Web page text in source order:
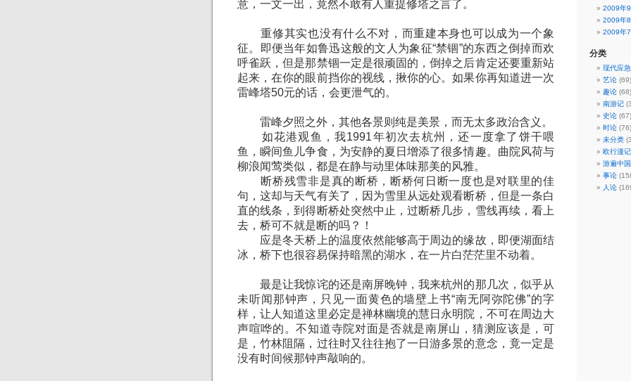
意，一文一出，竟然不敢有人重提修塔之言了。
重修其实也没有什么不对，而重建本身也可以成为一个象
征。即便当年如鲁迅这般的文人为象征“禁锢”的东西之倒掉而欢
呼雀跃，但是那禁锢一定是很顽固的，倒掉之后肯定还要重新站
起来，在你的眼前挡你的视线，揪你的心。如果你再知道进一次
雷峰塔50元的话，会更泄气的。
雷峰夕照之外，其他各景则纯是美景，而无太多政治含义。
如花港观鱼，我1991年初次去杭州，还一度拿了饼干喂
鱼，瞬间鱼儿争食，为安静的夏日增添了很多情趣。曲院风荷与
柳浪闻莺类似，都是在静与动里体味那美的风雅。
断桥残雪非是真的断桥，断桥何日断一度也是对联里的佳
句，这却与天气有关了，因为雪里从远处观看断桥，但是一条白
直的线条，到得断桥处突然中止，过断桥几步，雪线再续，看上
去，桥可不就是断的吗？！
应是冬天桥上的温度依然能够高于周边的缘故，即便湖面结
冰，桥下也很容易保持暗黑的湖水，在一片白茫茫里不动着。
最是让我惊诧的还是南屏晚钟，我来杭州的那几次，似乎从
未听闻那钟声，只见一面黄色的墙壁上书“南无阿弥陀佛”的字
样，让人知道这里必定是禅林幽境的慧日永明院，不可在周边大
声喧哗的。不知道寺院对面是否就是南屏山，猜测应该是，可
是，竹林阻隔，过往时又往往抱了一日游多景的意念，竟一定是
没有时间候那钟声敲响的。
2009年9
2009年8
2009年7
分类
现代应急
艺论 (69)
趣论 (68)
南游记
史论 (67)
时论 (76)
未分类
欧行漫记
游遍中国
事论
人论